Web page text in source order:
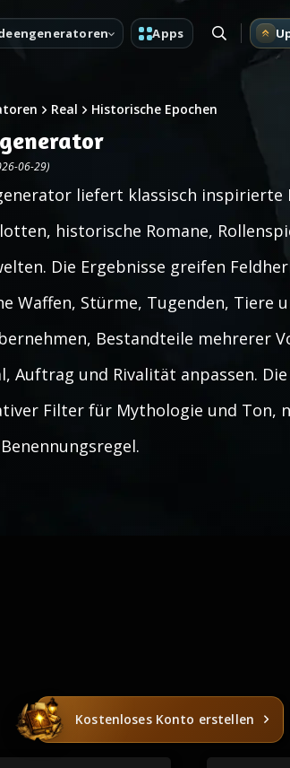
Apps
Real Historische Epochen
06-29)
liefert klassisch
historische Romane,
Die Ergebnisse greifen
Waffen, Stürme, Tugenden, Tiere
Bestandteile mehrerer
Auftrag und Rivalität anpassen.
Filter für Mythologie und Ton,
Kostenloses Konto erstellen